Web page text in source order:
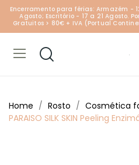
Encerramento para férias: Armazém -
Agosto; Escritório - 17 a 21 Agosto.
Gratuitos > 80€ + IVA (Portual
Home Rosto Cosmética
PARAISO SILK SKIN Peeling